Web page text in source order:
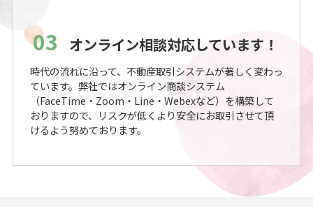
03 オンライン相談対応しています！
時代の流れに沿って、不動産取引システムが著しく変わっ
ています。弊社ではオンライン商談システム
（FaceTime・Zoom・Line・Webexなど）を構築して
おりますので、リスクが低くより安全にお取引させて頂
けるよう努めております。